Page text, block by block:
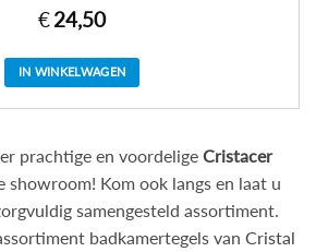
€24,50
IN WINKELWAGEN
prachtige en voordelige Cristacer
showroom! Kom ook langs en laat u
samengesteld assortiment.
badkamertegels van Cristal